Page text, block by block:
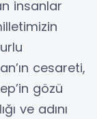
insanlar
cesareti,
gözü
ve adını